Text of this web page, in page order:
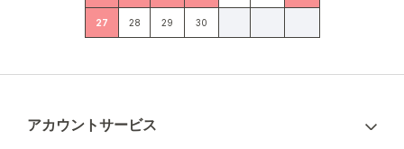
27 28 29 30
アカウントサービス